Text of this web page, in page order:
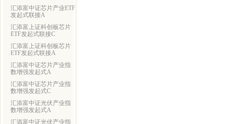
汇添富中证芯片产业ETF
发起式联接A
汇添富上证科创板芯片
ETF发起式联接C
汇添富上证科创板芯片
ETF发起式联接A
汇添富中证芯片产业指
数增强发起式A
汇添富中证芯片产业指
数增强发起式C
汇添富中证光伏产业指
数增强发起式A
汇添富中证光伏产业指